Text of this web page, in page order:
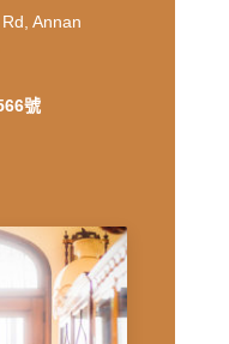
Annan
號